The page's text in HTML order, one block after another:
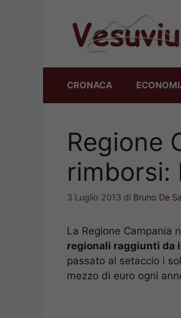
CRONACA
Regione
rimborsi:
3 Luglio 2013 di Bruno De
La Regione Campania
regionali raggiunti da
passato al setaccio i
mezzo di euro ogni